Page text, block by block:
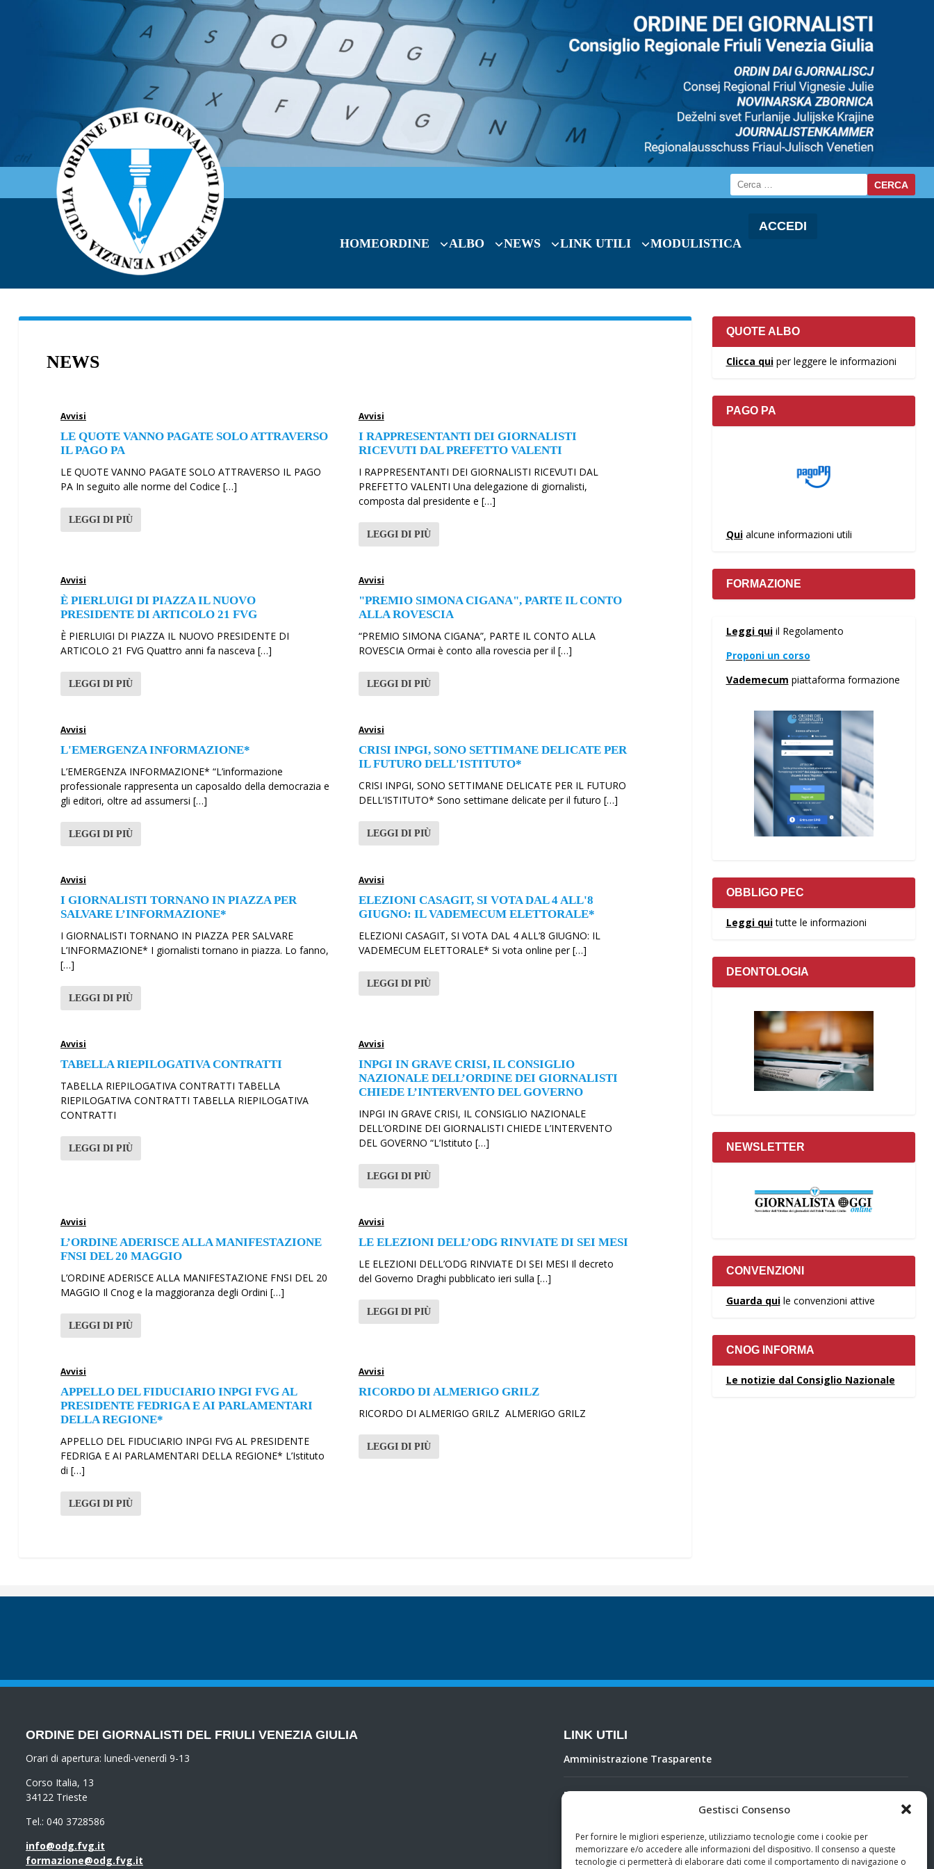
Gestisci Consenso
Per fornire le migliori esperienze, utilizziamo tecnologie come i cookie per
memorizzare e/o accedere alle informazioni del dispositivo. Il consenso a queste
tecnologie ci permetterà di elaborare dati come il comportamento di navigazione o
HOMEORDINE ALBO NEWS LINK UTILI MODULISTICA
ACCEDI
NEWS
Avvisi
LE QUOTE VANNO PAGATE SOLO ATTRAVERSO
IL PAGO PA
LE QUOTE VANNO PAGATE SOLO ATTRAVERSO IL PAGO
PA In seguito alle norme del Codice […]
LEGGI DI PIÙ
Avvisi
I RAPPRESENTANTI DEI GIORNALISTI
RICEVUTI DAL PREFETTO VALENTI
I RAPPRESENTANTI DEI GIORNALISTI RICEVUTI DAL
PREFETTO VALENTI Una delegazione di giornalisti,
composta dal presidente e […]
LEGGI DI PIÙ
Avvisi
È PIERLUIGI DI PIAZZA IL NUOVO
PRESIDENTE DI ARTICOLO 21 FVG
È PIERLUIGI DI PIAZZA IL NUOVO PRESIDENTE DI
ARTICOLO 21 FVG Quattro anni fa nasceva […]
LEGGI DI PIÙ
Avvisi
"PREMIO SIMONA CIGANA", PARTE IL CONTO
ALLA ROVESCIA
“PREMIO SIMONA CIGANA”, PARTE IL CONTO ALLA
ROVESCIA Ormai è conto alla rovescia per il […]
LEGGI DI PIÙ
Avvisi
L'EMERGENZA INFORMAZIONE*
L’EMERGENZA INFORMAZIONE* “L’informazione
professionale rappresenta un caposaldo della democrazia e
gli editori, oltre ad assumersi […]
LEGGI DI PIÙ
Avvisi
CRISI INPGI, SONO SETTIMANE DELICATE PER
IL FUTURO DELL'ISTITUTO*
CRISI INPGI, SONO SETTIMANE DELICATE PER IL FUTURO
DELL’ISTITUTO* Sono settimane delicate per il futuro […]
LEGGI DI PIÙ
Avvisi
I GIORNALISTI TORNANO IN PIAZZA PER
SALVARE L’INFORMAZIONE*
I GIORNALISTI TORNANO IN PIAZZA PER SALVARE
L’INFORMAZIONE* I giornalisti tornano in piazza. Lo fanno,
[…]
LEGGI DI PIÙ
Avvisi
ELEZIONI CASAGIT, SI VOTA DAL 4 ALL'8
GIUGNO: IL VADEMECUM ELETTORALE*
ELEZIONI CASAGIT, SI VOTA DAL 4 ALL’8 GIUGNO: IL
VADEMECUM ELETTORALE* Si vota online per […]
LEGGI DI PIÙ
Avvisi
TABELLA RIEPILOGATIVA CONTRATTI
TABELLA RIEPILOGATIVA CONTRATTI TABELLA
RIEPILOGATIVA CONTRATTI TABELLA RIEPILOGATIVA
CONTRATTI
LEGGI DI PIÙ
Avvisi
INPGI IN GRAVE CRISI, IL CONSIGLIO
NAZIONALE DELL’ORDINE DEI GIORNALISTI
CHIEDE L’INTERVENTO DEL GOVERNO
INPGI IN GRAVE CRISI, IL CONSIGLIO NAZIONALE
DELL’ORDINE DEI GIORNALISTI CHIEDE L’INTERVENTO
DEL GOVERNO “L’Istituto […]
LEGGI DI PIÙ
Avvisi
L’ORDINE ADERISCE ALLA MANIFESTAZIONE
FNSI DEL 20 MAGGIO
L’ORDINE ADERISCE ALLA MANIFESTAZIONE FNSI DEL 20
MAGGIO Il Cnog e la maggioranza degli Ordini […]
LEGGI DI PIÙ
Avvisi
LE ELEZIONI DELL’ODG RINVIATE DI SEI MESI
LE ELEZIONI DELL’ODG RINVIATE DI SEI MESI Il decreto
del Governo Draghi pubblicato ieri sulla […]
LEGGI DI PIÙ
Avvisi
APPELLO DEL FIDUCIARIO INPGI FVG AL
PRESIDENTE FEDRIGA E AI PARLAMENTARI
DELLA REGIONE*
APPELLO DEL FIDUCIARIO INPGI FVG AL PRESIDENTE
FEDRIGA E AI PARLAMENTARI DELLA REGIONE* L’Istituto
di […]
LEGGI DI PIÙ
Avvisi
RICORDO DI ALMERIGO GRILZ
RICORDO DI ALMERIGO GRILZ ALMERIGO GRILZ
LEGGI DI PIÙ
QUOTE ALBO
Clicca quiper leggere le informazioni
PAGO PA
Quialcune informazioni utili
FORMAZIONE
Leggi quiil Regolamento
Proponi un corso
Vademecum piattaforma formazione
OBBLIGO PEC
Leggi quitutte le informazioni
DEONTOLOGIA
NEWSLETTER
CONVENZIONI
Guarda quile convenzioni attive
CNOG INFORMA
Le notizie dal Consiglio Nazionale
ORDINE DEI GIORNALISTI DEL FRIULI VENEZIA GIULIA
Orari di apertura: lunedì-venerdì 9-13
Corso Italia, 13
34122 Trieste
Tel.: 040 3728586
info@odg.fvg.it
formazione@odg.fvg.it
LINK UTILI
Amministrazione Trasparente
Privacy Policy
PagoPA